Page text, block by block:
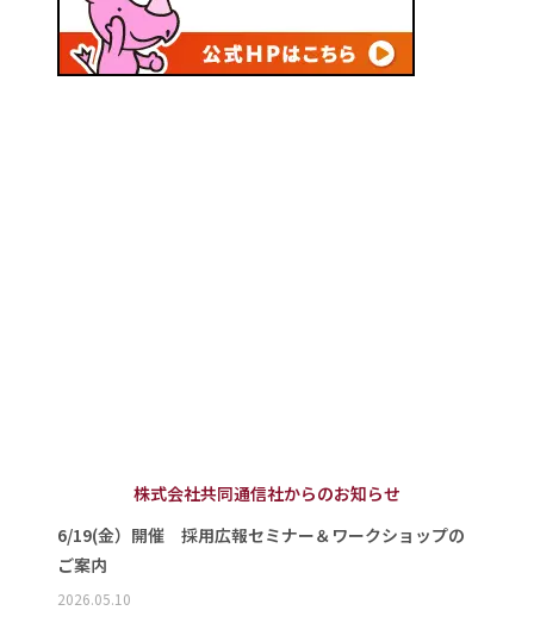
株式会社共同通信社からのお知らせ
6/19(金）開催 採用広報セミナー＆ワークショップの
ご案内
2026.05.10